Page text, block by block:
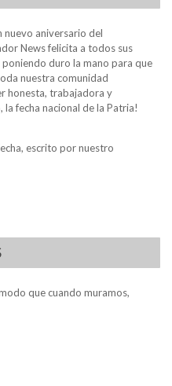
nuevo aniversario del
News felicita a todos sus
duro la mano para que
nuestra comunidad
honesta, trabajadora y
fecha nacional de la Patria!
escrito por nuestro
que cuando muramos,